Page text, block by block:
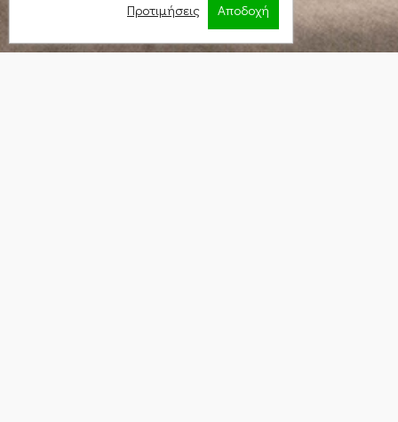
Προτιμήσεις
Αποδοχή